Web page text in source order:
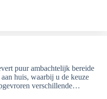
puur ambachtelijk bereide
huis, waarbij u de keuze
verschillende…